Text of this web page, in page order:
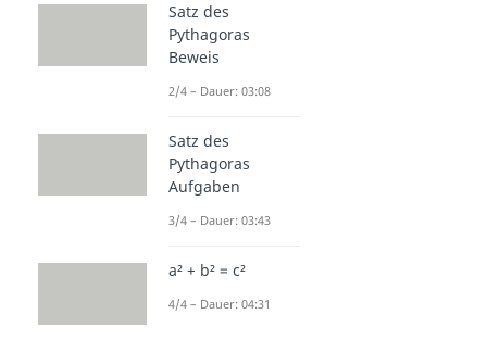
Satz des
Pythagoras
Beweis
2/4 – Dauer: 03:08
Satz des
Pythagoras
Aufgaben
3/4 – Dauer: 03:43
a² + b² = c²
4/4 – Dauer: 04:31